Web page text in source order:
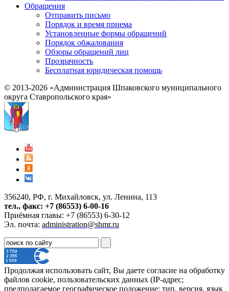
Обращения
Отправить письмо
Порядок и время приема
Установленные формы обращений
Порядок обжалования
Обзоры обращений лиц
Прозрачность
Бесплатная юридическая помощь
© 2013-2026 «Администрация Шпаковского муниципального
округа Ставропольского края»
356240, РФ, г. Михайловск, ул. Ленина, 113
тел., факс: +7 (86553) 6-00-16
Приёмная главы: +7 (86553) 6-30-12
Эл. почта: administration@shmr.ru
Продолжая использовать сайт, Вы даете согласие на обработку
файлов cookie, пользовательских данных (IP-адрес;
предполагаемое географическое положение; тип, версия, язык